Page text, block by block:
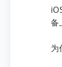
备
为